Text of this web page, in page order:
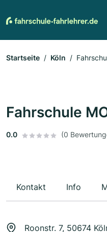
Startseite Köln
Fahrschule
0.0 (0
Kontakt Info
Roonstr. 7, 50674